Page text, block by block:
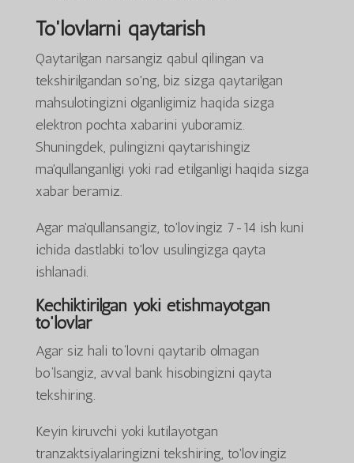
To'lovlarni qaytarish
Qaytarilgan narsangiz qabul qilingan va
tekshirilgandan so'ng, biz sizga qaytarilgan
mahsulotingizni olganligimiz haqida sizga
elektron pochta xabarini yuboramiz.
Shuningdek, pulingizni qaytarishingiz
ma'qullanganligi yoki rad etilganligi haqida sizga
xabar beramiz.
Agar ma'qullansangiz, to'lovingiz 7-14 ish kuni
ichida dastlabki to'lov usulingizga qayta
ishlanadi.
Kechiktirilgan yoki etishmayotgan
to'lovlar
Agar siz hali to‘lovni qaytarib olmagan
bo‘lsangiz, avval bank hisobingizni qayta
tekshiring.
Keyin kiruvchi yoki kutilayotgan
tranzaktsiyalaringizni tekshiring, to'lovingiz